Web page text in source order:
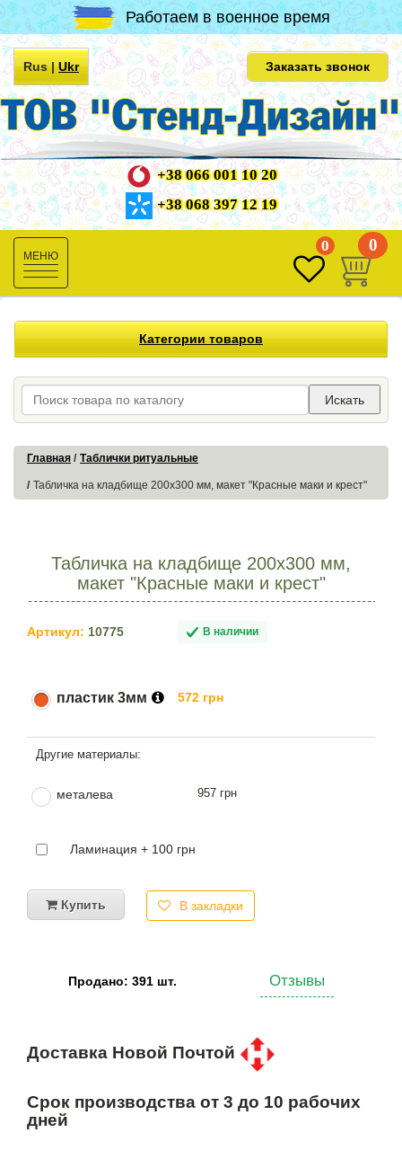
Работаем в военное время
Rus|Ukr Заказать звонок
+38 066 001 10 20
+38 068 397 12 19
Toggle
navigation
0 0
Категории товаров
Искать
Главная Таблички ритуальные
Табличка на кладбище 200х300 мм, макет "Красные маки и крест"
Табличка на кладбище 200х300 мм,
макет "Красные маки и крест"
Артикул: 10775 В наличии
пластик 3мм 572 грн
металева 957 грн
Ламинация + 100 грн
Купить В закладки
Продано: 391 шт. Отзывы
Доставка Новой Почтой
Срок производства от 3 до 10 рабочих
дней